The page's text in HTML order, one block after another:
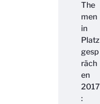
The
men
in
Platz
gesp
räch
en
2017
: